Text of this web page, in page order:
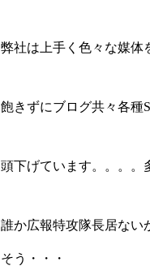
弊社は上手く色々な媒体
飽きずにブログ共々各種
頭下げています。。。。
誰か広報特攻隊長居ない
そう・・・